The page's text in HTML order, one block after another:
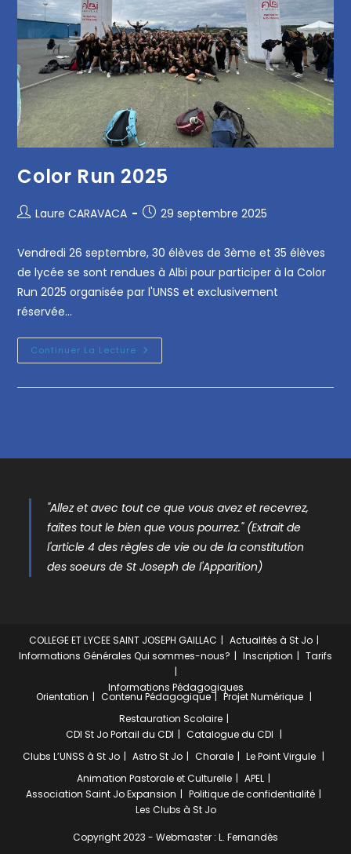
Color Run 2025
Laure CARAVACA 29 septembre 2025
Vendredi 26 septembre, 30 élèves de 3ème et 35 élèves
de lycée se sont rendues à Albi pour participer à la Color
Run 2025 organisée par l'UNSS et exclusivement
réservée…
Continuer La Lecture
"Allez et avec tout ce que vous avez et recevrez,
faîtes tout le bien que vous pourrez." (Extrait de
l'article 4 des règles de vie ou de la constitution
des soeurs de St Joseph de l'Apparition)
COLLEGE ET LYCEE SAINT JOSEPH GAILLAC
Actualités à St Jo
Informations Générales Qui sommes-nous? Inscription Tarifs
Informations Pédagogiques
Orientation Contenu Pédagogique
Projet Numérique
Restauration Scolaire
CDI St Jo Portail du CDI
Catalogue du CDI
Clubs L’UNSS à St Jo Astro St Jo Chorale
Le Point Virgule
Animation Pastorale et Culturelle
APEL
Association Saint Jo Expansion
Politique de confidentialité
Les Clubs à St Jo
Copyright 2023 - Webmaster : L. Fernandès